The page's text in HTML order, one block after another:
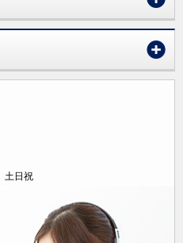
土日祝